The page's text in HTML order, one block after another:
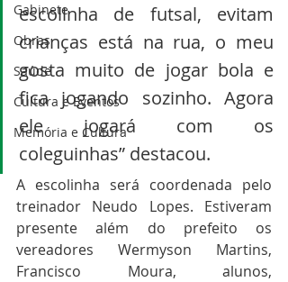
Gabinete
Obras
Saúde
Cultura e Eventos
Memória e Cultura
escolinha de futsal, evitam
crianças está na rua, o meu
gosta muito de jogar bola e
fica jogando sozinho. Agora
ele jogará com os
coleguinhas” destacou.
A escolinha será coordenada pelo
treinador Neudo Lopes. Estiveram
presente além do prefeito os
vereadores Wermyson Martins,
Francisco Moura, alunos,